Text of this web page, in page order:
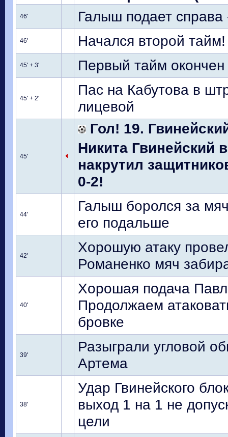
46' Галыш подает
46' Начался второй тайм!
45' + 3' Первый тайм окончен
45' + 2'
Пас на Кабутова в
лицевой
45'
Гол! 19.
Никита Гвинейский
накрутил
0-2!
44'
Галыш боролся за
его подальше
42'
Хорошую атаку
Романенко мяч
40'
Хорошая подача
Продолжаем
бровке
39'
Разыграли угловой
Артема
38'
Удар Гвинейского
выход 1 на 1 не
цели